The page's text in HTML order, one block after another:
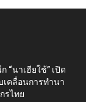
“นาเฮียใช้” เปิด
คลื่อนการทำนา
รไทย